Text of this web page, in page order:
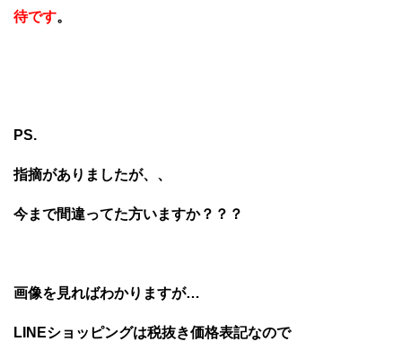
待です。
PS.
指摘がありましたが、、
今まで間違ってた方いますか？？？
画像を見ればわかりますが…
LINEショッピングは税抜き価格表記なので